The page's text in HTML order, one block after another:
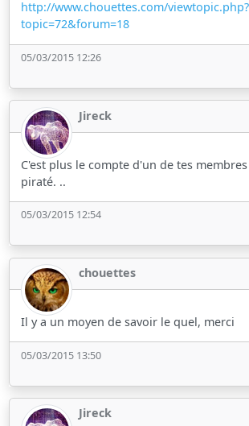
http://www.chouettes.com/viewtopic.php?
topic=72&forum=18
05/03/2015 12:26
Jireck
C'est plus le compte d'un de tes
piraté. ..
05/03/2015 12:54
chouettes
Il y a un moyen de savoir le quel, merci
05/03/2015 13:50
Jireck